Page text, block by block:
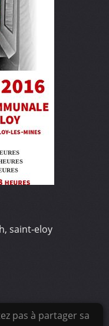
saint-eloy
pas à partager sa